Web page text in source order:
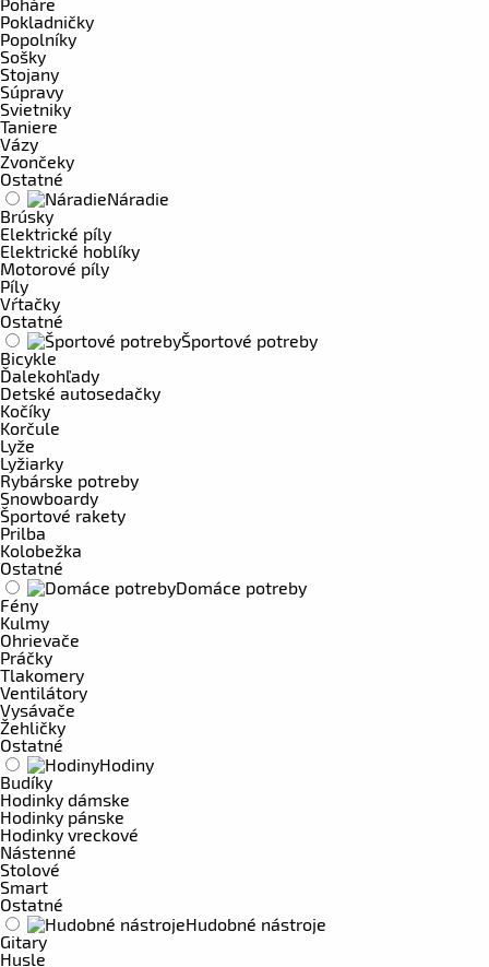
Pokladničky
Popolníky
Sošky
Stojany
Súpravy
Svietniky
Taniere
Vázy
Zvončeky
Ostatné
Náradie
Brúsky
Elektrické píly
Elektrické hoblíky
Motorové píly
Píly
Vŕtačky
Ostatné
Športové potreby
Bicykle
Ďalekohľady
Detské autosedačky
Kočíky
Korčule
Lyže
Lyžiarky
Rybárske potreby
Snowboardy
Športové rakety
Prilba
Kolobežka
Ostatné
Domáce potreby
Fény
Kulmy
Ohrievače
Práčky
Tlakomery
Ventilátory
Vysávače
Žehličky
Ostatné
Hodiny
Budíky
Hodinky dámske
Hodinky pánske
Hodinky vreckové
Nástenné
Stolové
Smart
Ostatné
Hudobné nástroje
Gitary
Husle